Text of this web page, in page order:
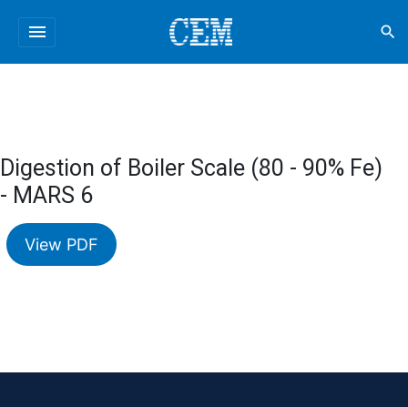
menu search
Digestion of Boiler Scale (80 - 90% Fe)
- MARS 6
View PDF